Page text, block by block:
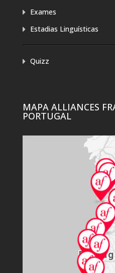
Exames
Estadias Linguísticas
Quizz
MAPA ALLIANCES
PORTUGAL